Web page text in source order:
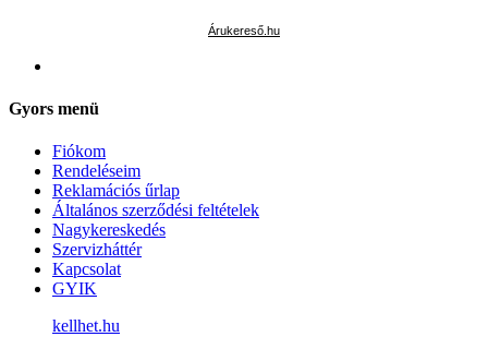
Árukereső.hu
Gyors menü
Fiókom
Rendeléseim
Reklamációs űrlap
Általános szerződési feltételek
Nagykereskedés
Szervizháttér
Kapcsolat
GYIK
kellhet.hu